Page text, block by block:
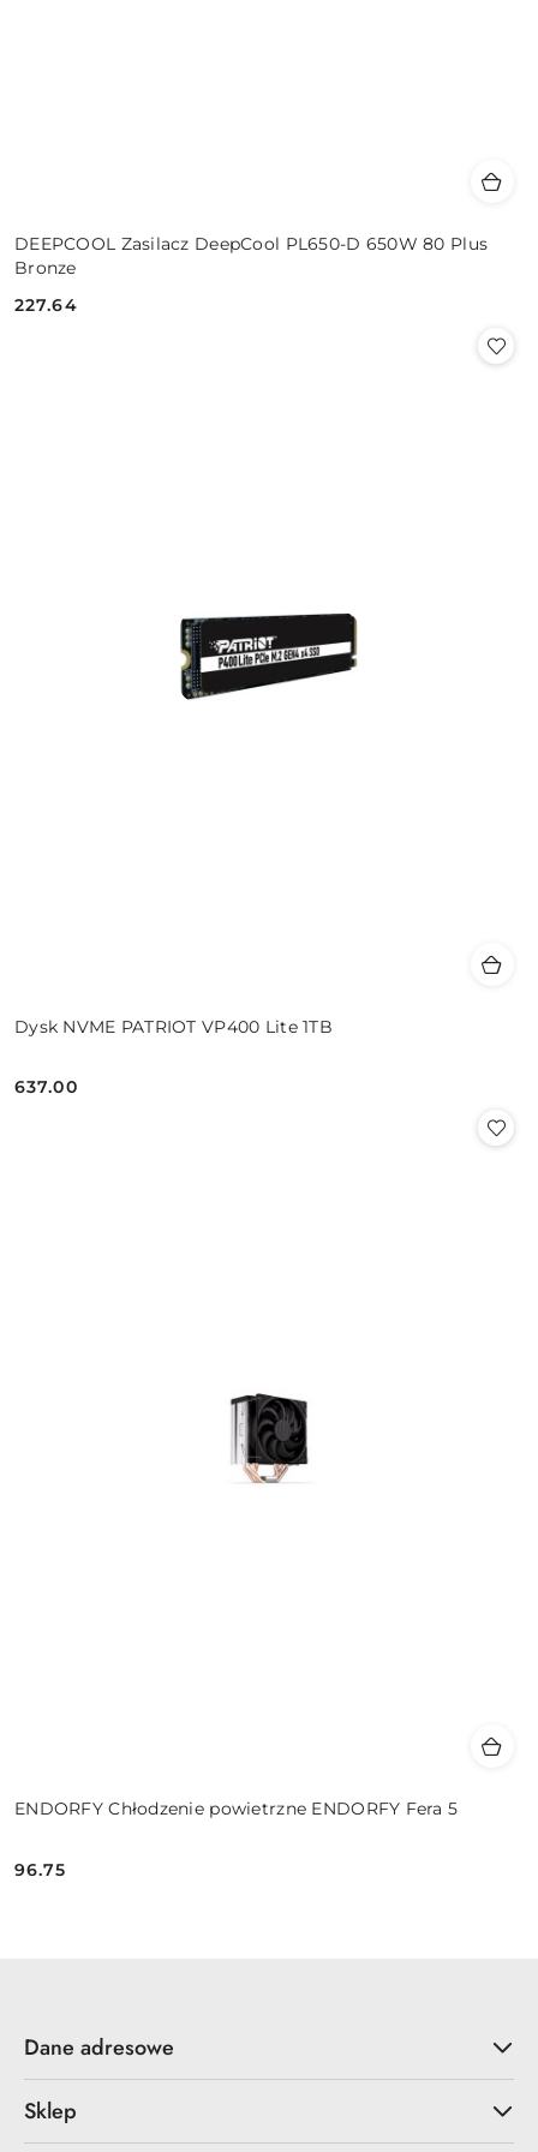
DEEPCOOL Zasilacz DeepCool PL650-D 650W 80 Plus
Bronze
Cena:
227.64
Dysk NVME PATRIOT VP400 Lite 1TB
Cena:
637.00
ENDORFY Chłodzenie powietrzne ENDORFY Fera 5
Cena:
96.75
Dane adresowe
Sklep